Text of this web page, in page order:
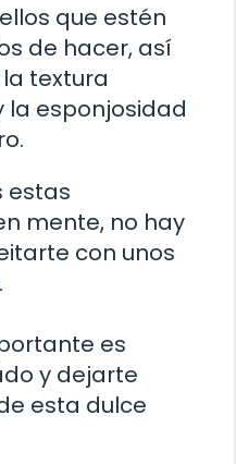
que estén
de hacer, así
textura
la esponjosidad
estas
mente, no hay
con unos
es
y dejarte
esta dulce